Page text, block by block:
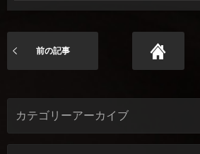
前の記事